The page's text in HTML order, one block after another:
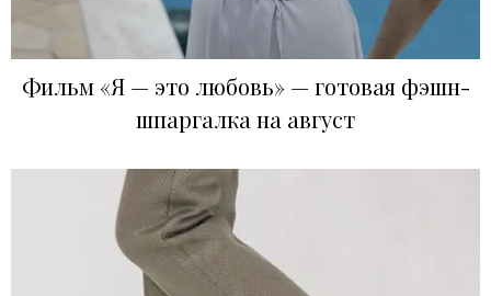
Фильм «Я — это любовь» — готовая фэшн-
шпаргалка на август